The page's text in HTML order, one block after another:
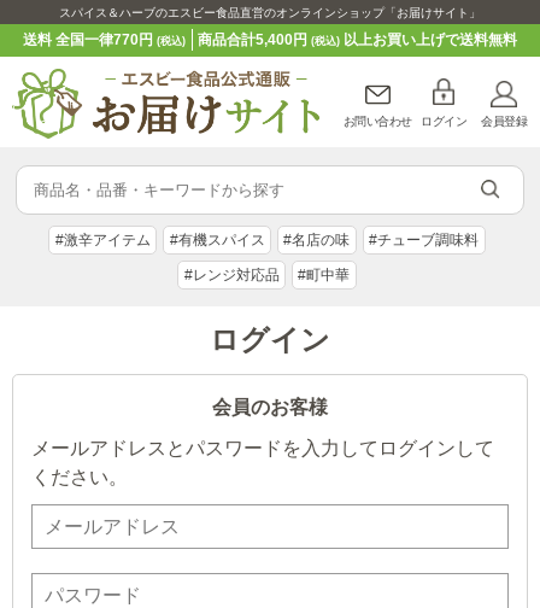
スパイス＆ハーブのエスビー食品直営のオンラインショップ「お届けサイト」
送料 全国一律770円(税込) 商品合計5,400円 (税込)以上お買い上げで送料無料
お問い合わせ ログイン 会員登録
#激辛アイテム #有機スパイス #名店の味 #チューブ調味料
#レンジ対応品 #町中華
ログイン
会員のお客様
メールアドレスとパスワードを入力してログインして
ください。